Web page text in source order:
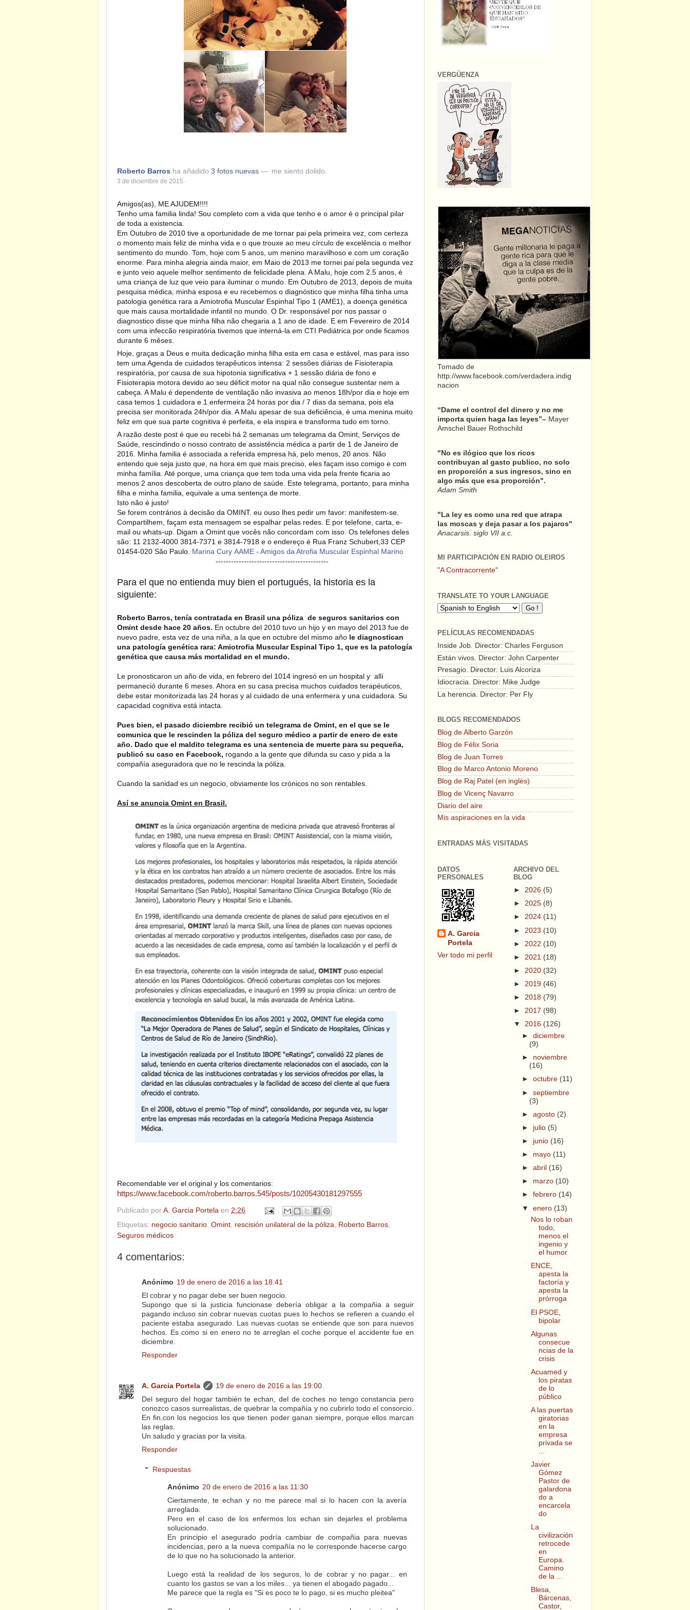
Roberto Barros ha añadido 3 fotos nuevas — me siento dolido.
3 de diciembre de 2015 ·
Amigos(as), ME AJUDEM!!!!
Tenho uma familia linda! Sou completo com a vida que tenho e o amor é o principal pilar
de toda a existencia.
Em Outubro de 2010 tive a oportunidade de me tornar pai pela primeira vez, com certeza
o momento mais feliz de minha vida e o que trouxe ao meu círculo de excelência o melhor
sentimento do mundo. Tom, hoje com 5 anos, um menino maravilhoso e com um coração
enorme. Para minha alegria ainda maior, em Maio de 2013 me tornei pai pela segunda vez
e junto veio aquele melhor sentimento de felicidade plena. A Malu, hoje com 2.5 anos, é
uma criança de luz que veio para iluminar o mundo. Em Outubro de 2013, depois de muita
pesquisa médica, minha esposa e eu recebemos o diagnóstico que minha filha tinha uma
patologia genética rara a Amiotrofia Muscular Espinhal Tipo 1 (AME1), a doença genética
que mais causa mortalidade infantil no mundo. O Dr. responsável por nos passar o
diagnostico disse que minha filha não chegaria a 1 ano de idade. E em Fevereiro de 2014
com uma infeccão respiratória tivemos que interná-la em CTI Pediátrica por onde ficamos
durante 6 mêses.
Hoje, graças a Deus e muita dedicação minha filha esta em casa e estável, mas para isso
tem uma Agenda de cuidados terapêuticos intensa: 2 sessões diárias de Fisioterapia
respiratória, por causa de sua hipotonia significativa + 1 sessão diária de fono e
Fisioterapia motora devido ao seu déficit motor na qual não consegue sustentar nem a
cabeça. A Malu é dependente de ventilação não invasiva ao menos 18h/por dia e hoje em
casa temos 1 cuidadora e 1 enfermeira 24 horas por dia / 7 dias da semana, pois ela
precisa ser monitorada 24h/por dia. A Malu apesar de sua deficiência, é uma menina muito
feliz em que sua parte cognitiva é perfeita, e ela inspira e transforma tudo em torno.
A razão deste post é que eu recebi há 2 semanas um telegrama da Omint, Serviços de
Saúde, rescindindo o nosso contrato de assistência médica a partir de 1 de Janeiro de
2016. Minha familia é associada a referida empresa há, pelo menos, 20 anos. Não
entendo que seja justo que, na hora em que mais preciso, eles façam isso comigo e com
minha família. Até porque, uma criança que tem toda uma vida pela frente ficaria ao
menos 2 anos descoberta de outro plano de saúde. Este telegrama, portanto, para minha
filha e minha familia, equivale a uma sentença de morte.
Isto não é justo!
Se forem contrários à decisão da OMINT. eu ouso lhes pedir um favor: manifestem-se.
Compartilhem, façam esta mensagem se espalhar pelas redes. E por telefone, carta, e-
mail ou whats-up. Digam a Omint que vocês não concordam com isso. Os telefones deles
são: 11 2132-4000 3814-7371 e 3814-7918 e o endereço é Rua Franz Schubert,33 CEP
01454-020 São Paulo. Marina Cury AAME - Amigos da Atrofia Muscular Espinhal Marino
--------------------------------------------
Para el que no entienda muy bien el portugués, la historia es la
siguiente:
Roberto Barros, tenía contratada en Brasil una póliza de seguros sanitarios con
Omint desde hace 20 años. En octubre del 2010 tuvo un hijo y en mayo del 2013 fue de
nuevo padre, esta vez de una niña, a la que en octubre del mismo año le diagnostican
una patología genética rara: Amiotrofia Muscular Espinal Tipo 1, que es la patología
genética que causa más mortalidad en el mundo.
Le pronosticaron un año de vida, en febrero del 1014 ingresó en un hospital y allí
permaneció durante 6 meses. Ahora en su casa precisa muchos cuidados terapéuticos,
debe estar monitorizada las 24 horas y al cuidado de una enfermera y una cuidadora. Su
capacidad cognitiva está intacta.
Pues bien, el pasado diciembre recibió un telegrama de Omint, en el que se le
comunica que le rescinden la póliza del seguro médico a partir de enero de este
año. Dado que el maldito telegrama es una sentencia de muerte para su pequeña,
publicó su caso en Facebook, rogando a la gente que difunda su caso y pida a la
compañía aseguradora que no le rescinda la póliza.
Cuando la sanidad es un negocio, obviamente los crónicos no son rentables.
Así se anuncia Omint en Brasil.
Recomendable ver el original y los comentarios:
https://www.facebook.com/roberto.barros.545/posts/10205430181297555
Publicado por A. Garcia Portela en 2:26
Etiquetas: negocio sanitario Omint rescisión unilateral de la póliza Roberto Barros
Seguros médicos
4 comentarios:
Anónimo 19 de enero de 2016 a las 18:41
El cobrar y no pagar debe ser buen negocio.
Supongo que si la justicia funcionase debería obligar a la compañia a seguir
pagando incluso sin cobrar nuevas cuotas pues lo hechos se refieren a cuando el
paciente estaba asegurado. Las nuevas cuotas se entiende que son para nuevos
hechos. Es como si en enero no te arreglan el coche porque el accidente fue en
diciembre.
Responder
A. Garcia Portela
19 de enero de 2016 a las 19:00
Del seguro del hogar también te echan, del de coches no tengo constancia pero
conozco casos surrealistas, de quebrar la compañía y no cubrirlo todo el consorcio.
En fin,con los negocios los que tienen poder ganan siempre, porque ellos marcan
las reglas.
Un saludo y gracias por la visita.
Responder
Respuestas
Anónimo 20 de enero de 2016 a las 11:30
Ciertamente, te echan y no me parece mal si lo hacen con la avería
arreglada.
Pero en el caso de los enfermos los echan sin dejarles el problema
solucionado.
En principio el asegurado podría cambiar de compañia para nuevas
incidencias, pero a la nueva compañía no le corresponde hacerse cargo
de lo que no ha solucionado la anterior.
Luego está la realidad de los seguros, lo de cobrar y no pagar... en
cuanto los gastos se van a los miles... ya tienen el abogado pagado...
Me parece que la regla es "Si es poco te lo pago, si es mucho pleitea"
VERGÜENZA
Tomado de
http://www.facebook.com/verdadera.indig
nacion
“Dame el control del dinero y no me
importa quien haga las leyes”– Mayer
Amschel Bauer Rothschild
"No es ilógico que los ricos
contribuyan al gasto publico, no solo
en proporción a sus ingresos, sino en
algo más que esa proporción".
Adam Smith
"La ley es como una red que atrapa
las moscas y deja pasar a los pajaros"
Anacarsis. siglo VII a.c.
MI PARTICIPACIÓN EN RADIO OLEIROS
"A Contracorrente"
TRANSLATE TO YOUR LANGUAGE
PELÍCULAS RECOMENDADAS
Inside Job. Director: Charles Ferguson
Están vivos. Director: John Carpenter
Presagio. Director: Luis Alcoriza
Idiocracia. Director: Mike Judge
La herencia. Director: Per Fly
BLOGS RECOMENDADOS
Blog de Alberto Garzón
Blog de Félix Soria
Blog de Juan Torres
Blog de Marco Antonio Moreno
Blog de Raj Patel (en inglés)
Blog de Vicenç Navarro
Diario del aire
Mis aspiraciones en la vida
ENTRADAS MÁS VISITADAS
DATOS
PERSONALES
A. Garcia
Portela
Ver todo mi perfil
ARCHIVO DEL
BLOG
► 2026 (5)
► 2025 (8)
► 2024 (11)
► 2023 (10)
► 2022 (10)
► 2021 (18)
► 2020 (32)
► 2019 (46)
► 2018 (79)
► 2017 (98)
▼ 2016 (126)
►diciembre
(9)
► noviembre
(16)
►octubre (11)
►septiembre
(3)
►agosto (2)
► julio (5)
► junio (16)
► mayo (11)
►abril (16)
► marzo (10)
►febrero (14)
▼enero (13)
Nos lo roban
todo,
menos el
ingenio y
el humor
ENCE,
apesta la
factoría y
apesta la
prórroga
El PSOE,
bipolar
Algunas
consecue
ncias de la
crisis
Acuamed y
los piratas
de lo
público
A las puertas
giratorias
en la
empresa
privada se
Javier
Gómez
Pastor de
galardona
do a
encarcela
do
La
civilización
retrocede
en
Europa.
Camino
de la ...
Blesa,
Bárcenas,
Castor,